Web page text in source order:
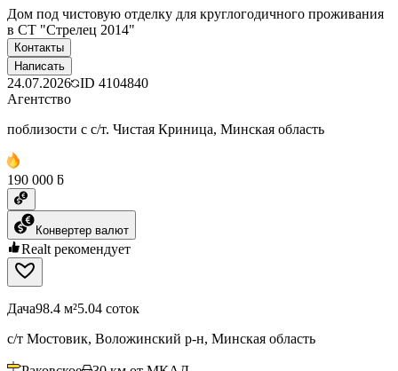
Дом под чистовую отделку для круглогодичного проживания
в СТ "Стрелец 2014"
Контакты
Написать
24.07.2026 ID 4104840
Агентство
поблизости с с/т. Чистая Криница, Минская область
190 000 ƃ
Конвертер валют
Realt рекомендует
Дача98.4 м²5.04 соток
с/т Мостовик, Воложинский р-н, Минская область